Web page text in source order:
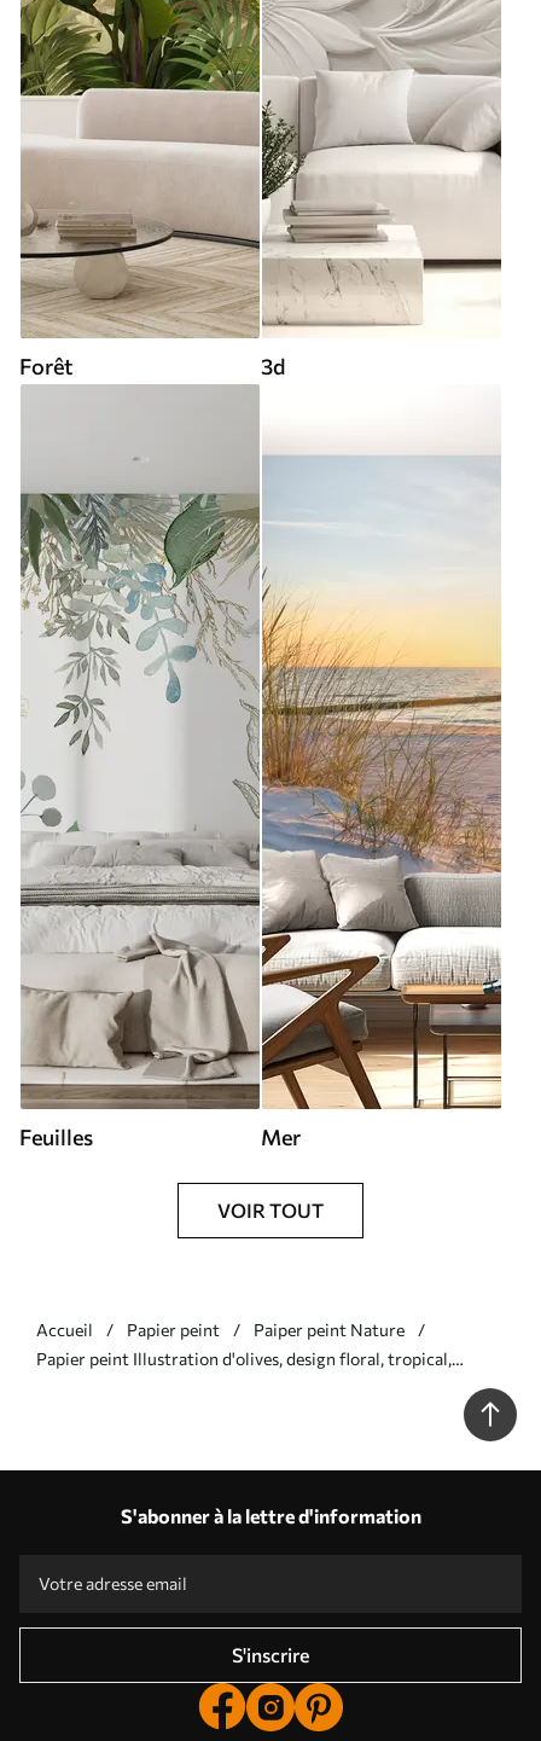
Forêt 3d
Feuilles Mer
VOIR TOUT
Accueil Papier peint
Paiper peint Nature
Papier peint Illustration d'olives, design floral, tropical,
S'abonner à la lettre d'information
S'inscrire